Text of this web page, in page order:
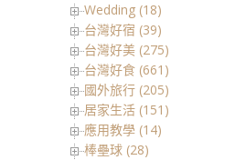
Wedding (18)
台灣好宿 (39)
台灣好美 (275)
台灣好食 (661)
國外旅行 (205)
居家生活 (151)
應用教學 (14)
棒壘球 (28)